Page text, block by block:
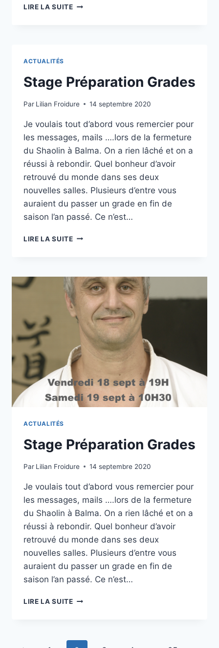
–
(HTTPS://WWW.FACEBOOK.COM/
LIRE LA SUITESAMEDI
10H
DOJO
ARTS
DE
SAINT
JEAN
RUE
RIMBAUD
AVEC
LILIAN
FROIDURE
DAN
ACTUALITÉS
Stage Préparation Grades
Par Lilian Froidure 14 septembre 2020
Je voulais tout d’abord vous remercier pour
les messages, mails ….lors de la fermeture
du Shaolin à Balma. On a rien lâché et on a
réussi à rebondir. Quel bonheur d’avoir
retrouvé du monde dans ses deux
nouvelles salles. Plusieurs d’entre vous
auraient du passer un grade en fin de
saison l’an passé. Ce n’est…
LIRE LA SUITESTAGE
ACTUALITÉS
Stage Préparation Grades
Par Lilian Froidure 14 septembre 2020
Je voulais tout d’abord vous remercier pour
les messages, mails ….lors de la fermeture
du Shaolin à Balma. On a rien lâché et on a
réussi à rebondir. Quel bonheur d’avoir
retrouvé du monde dans ses deux
nouvelles salles. Plusieurs d’entre vous
auraient du passer un grade en fin de
saison l’an passé. Ce n’est…
LIRE LA SUITESTAGE